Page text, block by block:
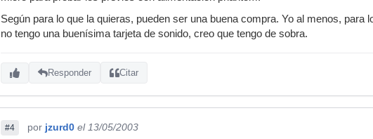
Según para lo que la quieras, pueden ser una buena compra. Yo al menos,
no tengo una buenísima tarjeta de sonido, creo que tengo de sobra.
Responder Citar
#4 por jzurd0 el 13/05/2003